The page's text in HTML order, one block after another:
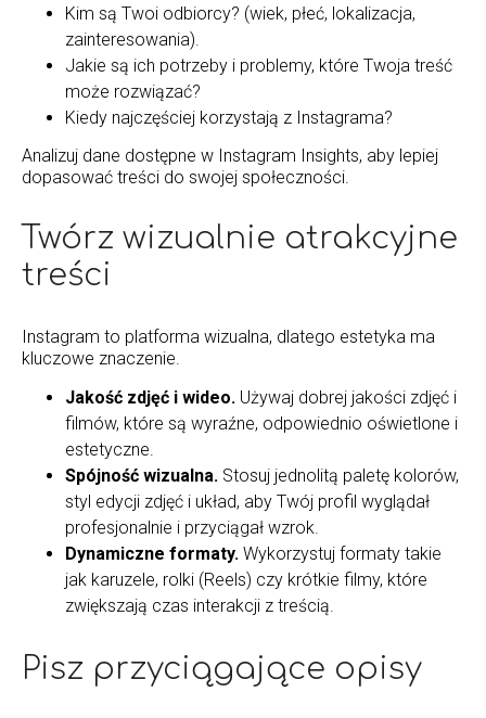
Kim są Twoi odbiorcy? (wiek, płeć, lokalizacja,
zainteresowania).
Jakie są ich potrzeby i problemy, które Twoja treść
może rozwiązać?
Kiedy najczęściej korzystają z Instagrama?
Analizuj dane dostępne w Instagram Insights, aby lepiej
dopasować treści do swojej społeczności.
Twórz wizualnie atrakcyjne
treści
Instagram to platforma wizualna, dlatego estetyka ma
kluczowe znaczenie.
Jakość zdjęć i wideo. Używaj dobrej jakości zdjęć i
filmów, które są wyraźne, odpowiednio oświetlone i
estetyczne.
Spójność wizualna. Stosuj jednolitą paletę kolorów,
styl edycji zdjęć i układ, aby Twój profil wyglądał
profesjonalnie i przyciągał wzrok.
Dynamiczne formaty. Wykorzystuj formaty takie
jak karuzele, rolki (Reels) czy krótkie filmy, które
zwiększają czas interakcji z treścią.
Pisz przyciągające opisy